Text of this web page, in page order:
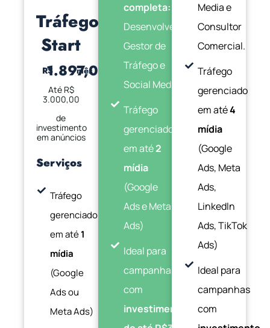
Tráfego
Start
R$
1.897,00
/mês
Até R$
3.000,00
de
investimento
em anúncios
Serviços
Tráfego
gerenciado
em até1
mídia
(Google
Ads ou
Meta Ads)
completa:
Desenvolvedor,
Gestor de
Tráfego e
Social Media
Tráfego
gerenciado
em até2
mídia
(Google
Ads e Meta
Ads)
Ideal para
campanhas
com
investimento
Media e
Consultor
Comercial.
Tráfego
gerenciado
em até4
mídia
(Google
Ads, Meta
Ads,
Linkedln
Ads, TikTok
Ads)
Ideal para
campanhas
com